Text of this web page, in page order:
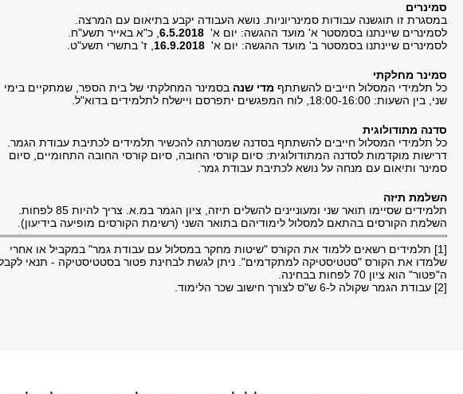
סמינרים
במסגרת זו תוגשנה עבודות סמינריוניות. נושא העבודה יקבע בתיאום עם המרצה.
לסמינרים שיינתנו בסמסטר א' מועד ההגשה: יום א' 6.5.2018 , כ"א באייר תשע"ח.
לסמינרים שיינתנו בסמסטר ב' מועד ההגשה: יום א' 16.9.2018 , ז' בתשרי תשע"ט.
​סמינר מחלקתי
כל תלמידי המסלול חייבים להשתתף מדי שנה בסמינר המחלקתי של בית הספר, שמתקיים בימי
שני, בין השעות: 18:00-16:00, לוח המפגשים יתפרסם ויישלח לתלמידים בדוא"ל.
​סדנה מתודולוגית
כל תלמידי המסלול חייבים להשתתף בסדנה שמטרתה להכשיר תלמידים לכתיבת עבודת הגמר.
דרישות מוקדמות לסדנה המתודולוגית: סיום קורסי החובה, סיום קורסי החובה התחומיים, סיום
סמינר ותיאום עם מנחה על נושא לכתיבת עבודת גמר.
השלמת תיזה
תלמידים שסיימו תואר שני ומעוניינים להשלים תיזה, ציון הגמר במ.א. צריך להיות 85 לפחות.
השלמת הקורסים בהתאם למסלול לימודיהם בתואר השני (רשימת הקורסים מופיעה בידיעון).
[1] תלמידים רשאים ללמוד את הקורס "שיטות מחקר במסלול עם עבודת גמר" במקביל או אחרי
שלמדו את הקורס "סטטיסטיקה למתקדמים". ניתן לגשת לבחינת פטור בסטטיסטיקה - תנאי
ה"פטור" הוא ציון 70 לפחות בבחינה.
​[2] עבודת הגמר שקולה ל-6 ש"ס לצורך חישוב שכר הלימוד.